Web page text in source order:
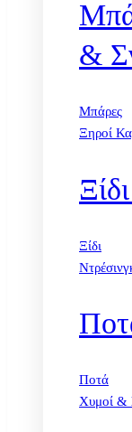
&
Μπάρες
Ξηροί
Ξίδι
Ποτά
Χυμοί &